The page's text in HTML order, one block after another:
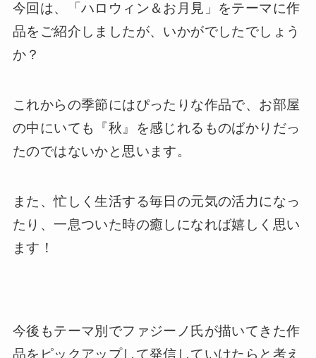
今回は、「ハロウィン＆お月見」をテーマに作
品をご紹介しましたが、いかがでしたでしょう
か？
これからの季節にはぴったりな作品で、お部屋
の中にいても『秋』を感じれるものばかりだっ
たのではないかと思います。
また、忙しく生活する毎日の元気の活力になっ
たり、一息ついた時の癒しになれば嬉しく思い
ます！
今後もテーマ別でファジーノ氏が描いてきた作
品をピックアップして発信していけたらと考え